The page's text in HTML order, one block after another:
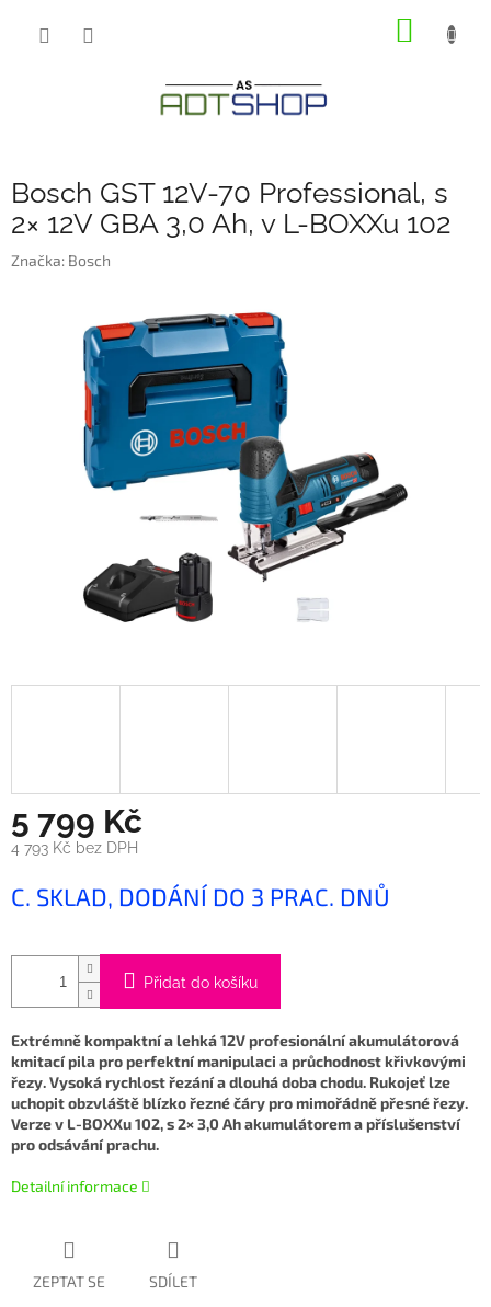
Bosch GST 12V-70 Professional, s
2× 12V GBA 3,0 Ah, v L-BOXXu 102
Značka: Bosch
5 799 Kč
4 793 Kč bez DPH
cena:
C. SKLAD, DODÁNÍ DO 3 PRAC. DNŮ
Přidat do košíku
Extrémně kompaktní a lehká 12V profesionální akumulátorová
kmitací pila pro perfektní manipulaci a průchodnost křivkovými
řezy. Vysoká rychlost řezání a dlouhá doba chodu. Rukojeť lze
uchopit obzvláště blízko řezné čáry pro mimořádně přesné řezy.
Verzev L-BOXXu 102, s 2× 3,0 Ah akumulátorem a příslušenství
pro odsávání prachu.
Detailní informace
ZEPTAT SE SDÍLET